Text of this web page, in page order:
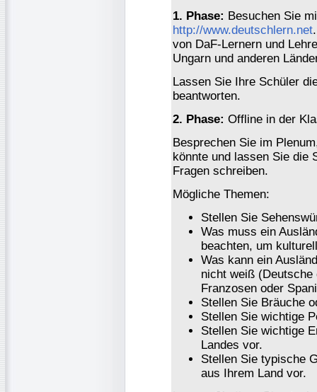
1. Phase: Besuchen Sie
http://www.deutschlern.net
von DaF-Lernern und
Ungarn und anderen
Lassen Sie Ihre Schüler
beantworten.
2. Phase: Offline in der
Besprechen Sie im
könnte und lassen Sie die
Fragen schreiben.
Mögliche Themen:
Stellen Sie
Was muss ein
beachten, um
Was kann ein
nicht weiß (Deutsche
Franzosen oder
Stellen Sie Bräuche
Stellen Sie wichtige
Stellen Sie wichtige
Landes vor.
Stellen Sie typische
aus Ihrem Land vor.